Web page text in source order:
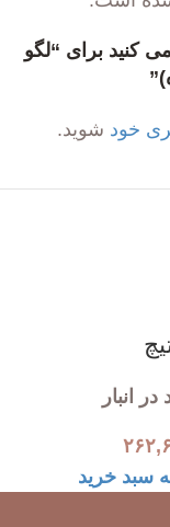
کنید برای “لگو
خود شوید.
انبار
سبد خرید